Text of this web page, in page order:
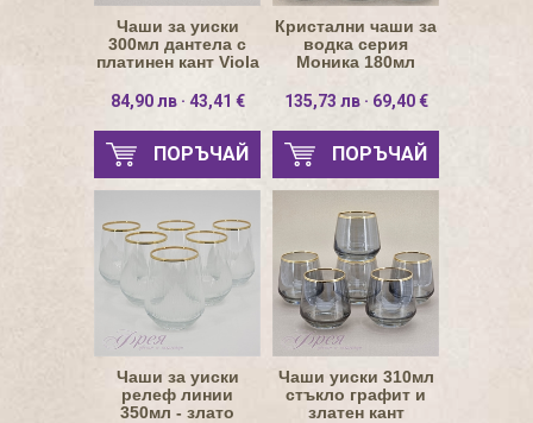
Чаши за уиски
300мл дантела с
платинен кант Viola
84,90 лв · 43,41 €
ПОРЪЧАЙ
Кристални чаши за
водка серия
Моника 180мл
135,73 лв · 69,40 €
ПОРЪЧАЙ
Чаши за уиски
релеф линии
350мл - злато
Чаши уиски 310мл
стъкло графит и
златен кант